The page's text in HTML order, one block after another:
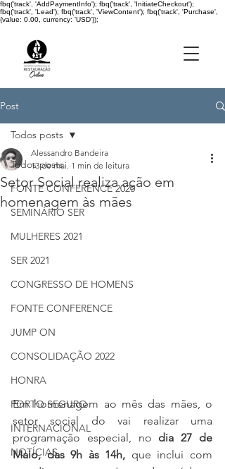
fbq('track', 'AddPaymentInfo'); fbq('track', 'InitiateCheckout');
fbq('track', 'Lead'); fbq('track', 'ViewContent'); fbq('track', 'Purchase',
{value: 0.00, currency: 'USD'});
Post
Todos posts
FONTE CONFERENCE 2020
SEMINÁRIO SER
MULHERES 2021
SER 2021
CONGRESSO DE HOMENS
FONTE CONFERENCE
JUMP ON
CONSOLIDAÇÃO 2022
HONRA
PORTO SEGURO
INTERNACIONAL
NOTÍCIAS
Todos posts
Setor Social realiza ação em
homenagem às mães
Alessandro Bandeira
13 de mai. 1 min de leitura
Em homenagem ao mês das mães, o
setor social do vai realizar uma
programação especial, no dia 27 de
Maio, das 9h às 14h, que inclui com